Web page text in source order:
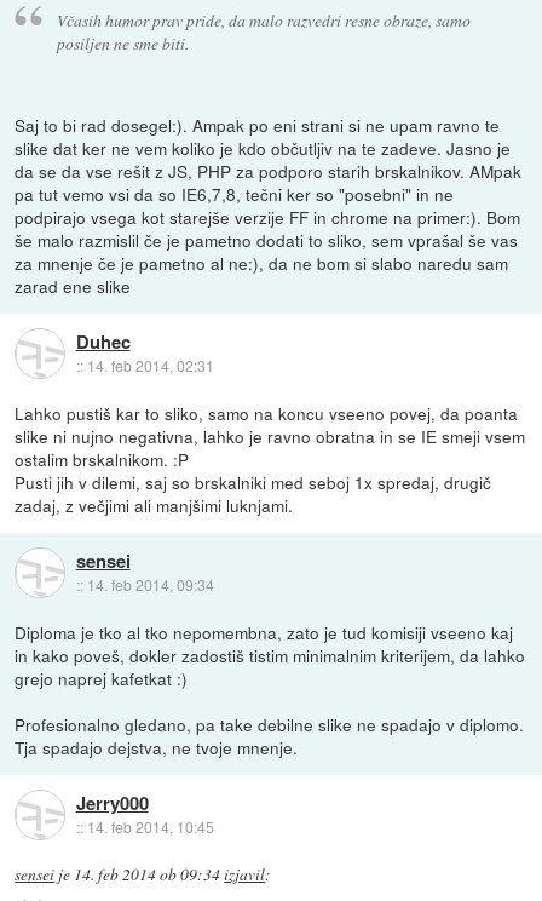
Včasih humor prav pride, da malo razvedri resne obraze, samo
posiljen ne sme biti.
Saj to bi rad dosegel:). Ampak po eni strani si ne upam ravno te
slike dat ker ne vem koliko je kdo občutljiv na te zadeve. Jasno je
da se da vse rešit z JS, PHP za podporo starih brskalnikov. AMpak
pa tut vemo vsi da so IE6,7,8, tečni ker so "posebni" in ne
podpirajo vsega kot starejše verzije FF in chrome na primer:). Bom
še malo razmislil če je pametno dodati to sliko, sem vprašal še vas
za mnenje če je pametno al ne:), da ne bom si slabo naredu sam
zarad ene slike
Duhec
:: 14. feb 2014, 02:31
Lahko pustiš kar to sliko, samo na koncu vseeno povej, da poanta
slike ni nujno negativna, lahko je ravno obratna in se IE smeji vsem
ostalim brskalnikom. :P
Pusti jih v dilemi, saj so brskalniki med seboj 1x spredaj, drugič
zadaj, z večjimi ali manjšimi luknjami.
sensei
:: 14. feb 2014, 09:34
Diploma je tko al tko nepomembna, zato je tud komisiji vseeno kaj
in kako poveš, dokler zadostiš tistim minimalnim kriterijem, da lahko
grejo naprej kafetkat :)
Profesionalno gledano, pa take debilne slike ne spadajo v diplomo.
Tja spadajo dejstva, ne tvoje mnenje.
Jerry000
:: 14. feb 2014, 10:45
sensei je 14. feb 2014 ob 09:34izjavil: